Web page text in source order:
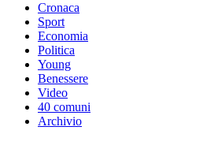
Cronaca
Sport
Economia
Politica
Young
Benessere
Video
40 comuni
Archivio